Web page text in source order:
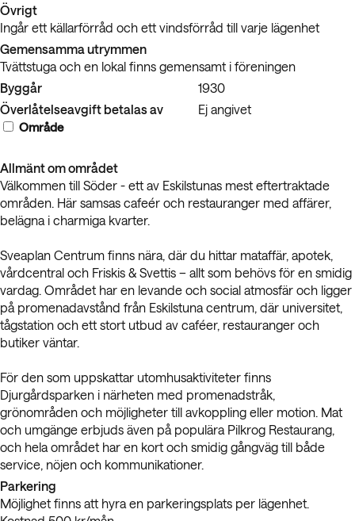
Övrigt
Ingår ett källarförråd och ett vindsförråd till varje lägenhet
Gemensamma utrymmen
Tvättstuga och en lokal finns gemensamt i föreningen
Byggår
1930
Överlåtelseavgift betalas av
Ej angivet
Område
Allmänt om området
Välkommen till Söder - ett av Eskilstunas mest eftertraktade
områden. Här samsas cafeér och restauranger med affärer,
belägna i charmiga kvarter.
Sveaplan Centrum finns nära, där du hittar mataffär, apotek,
vårdcentral och Friskis & Svettis – allt som behövs för en smidig
vardag. Området har en levande och social atmosfär och ligger
på promenadavstånd från Eskilstuna centrum, där universitet,
tågstation och ett stort utbud av caféer, restauranger och
butiker väntar.
För den som uppskattar utomhusaktiviteter finns
Djurgårdsparken i närheten med promenadstråk,
grönområden och möjligheter till avkoppling eller motion. Mat
och umgänge erbjuds även på populära Pilkrog Restaurang,
och hela området har en kort och smidig gångväg till både
service, nöjen och kommunikationer.
Parkering
Möjlighet finns att hyra en parkeringsplats per lägenhet.